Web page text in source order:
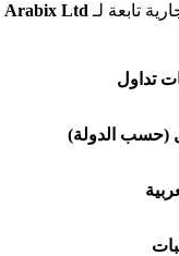
تابعة لـ Arabix Ltd
(حسب الدولة)
السعودية
الإمارات